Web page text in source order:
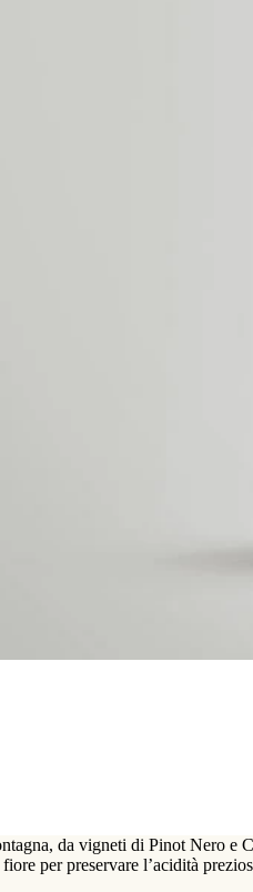
da vigneti di Pinot Nero e
per preservare l’acidità